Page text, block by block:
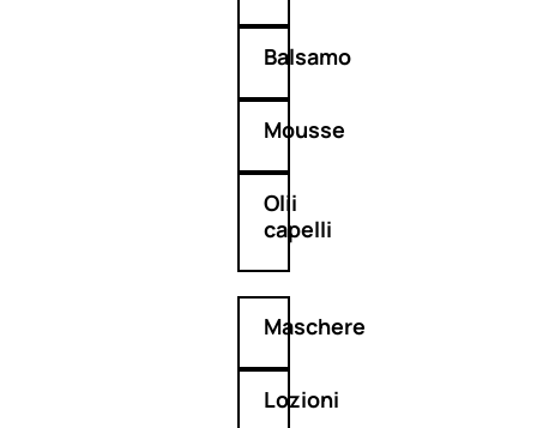
Balsamo
Mousse
Olii
capelli
Maschere
Lozioni